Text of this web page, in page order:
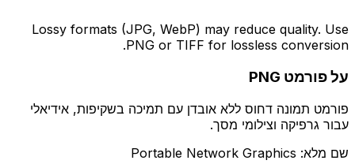
Lossy formats (JPG, WebP) may reduce quality. Use
PNG or TIFF for lossless conversion.
על פורמט PNG
פורמט תמונה דחוס ללא אובדן עם תמיכה בשקיפות, אידיאלי
עבור גרפיקה וצילומי מסך.
שם מלא: Portable Network Graphics